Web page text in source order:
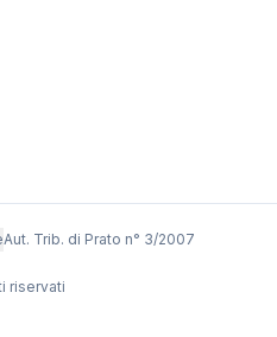
Aut. Trib. di Prato n° 3/2007
riservati